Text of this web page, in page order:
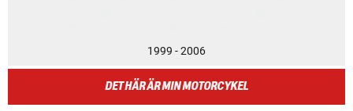
1999 - 2006
DET HÄR ÄR MIN MOTORCYKEL